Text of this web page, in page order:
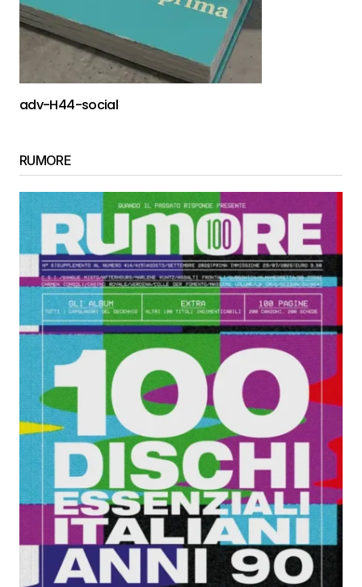
adv-H44-social
RUMORE